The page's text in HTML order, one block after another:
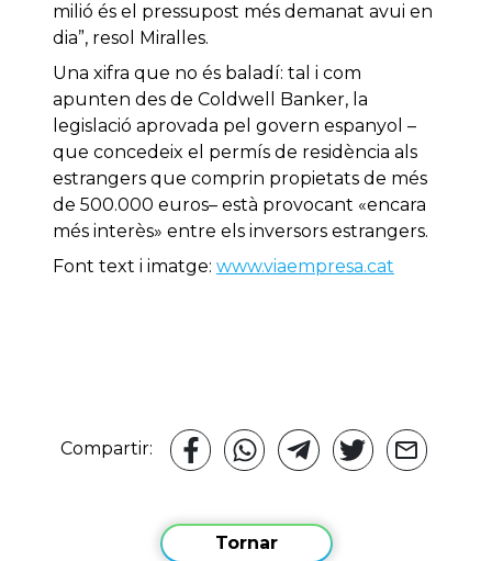
milió és el pressupost més demanat avui en
dia”, resol Miralles.
Una xifra que no és baladí: tal i com
apunten des de Coldwell Banker, la
legislació aprovada pel govern espanyol –
que concedeix el permís de residència als
estrangers que comprin propietats de més
de 500.000 euros– està provocant «encara
més interès» entre els inversors estrangers.
Font text i imatge: www.viaempresa.cat
Compartir:
Tornar